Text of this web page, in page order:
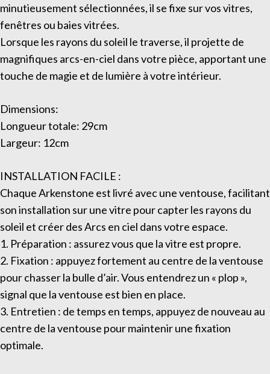
minutieusement sélectionnées, il se fixe sur vos vitres,
fenêtres ou baies vitrées.
Lorsque les rayons du soleil le traverse, il projette de
magnifiques arcs-en-ciel dans votre pièce, apportant une
touche de magie et de lumière à votre intérieur.
Dimensions:
Longueur totale: 29cm
Largeur: 12cm
INSTALLATION FACILE :
Chaque Arkenstone est livré avec une ventouse, facilitant
son installation sur une vitre pour capter les rayons du
soleil et créer des Arcs en ciel dans votre espace.
1. Préparation : assurez vous que la vitre est propre.
2. Fixation : appuyez fortement au centre de la ventouse
pour chasser la bulle d’air. Vous entendrez un « plop »,
signal que la ventouse est bien en place.
3. Entretien : de temps en temps, appuyez de nouveau au
centre de la ventouse pour maintenir une fixation
optimale.